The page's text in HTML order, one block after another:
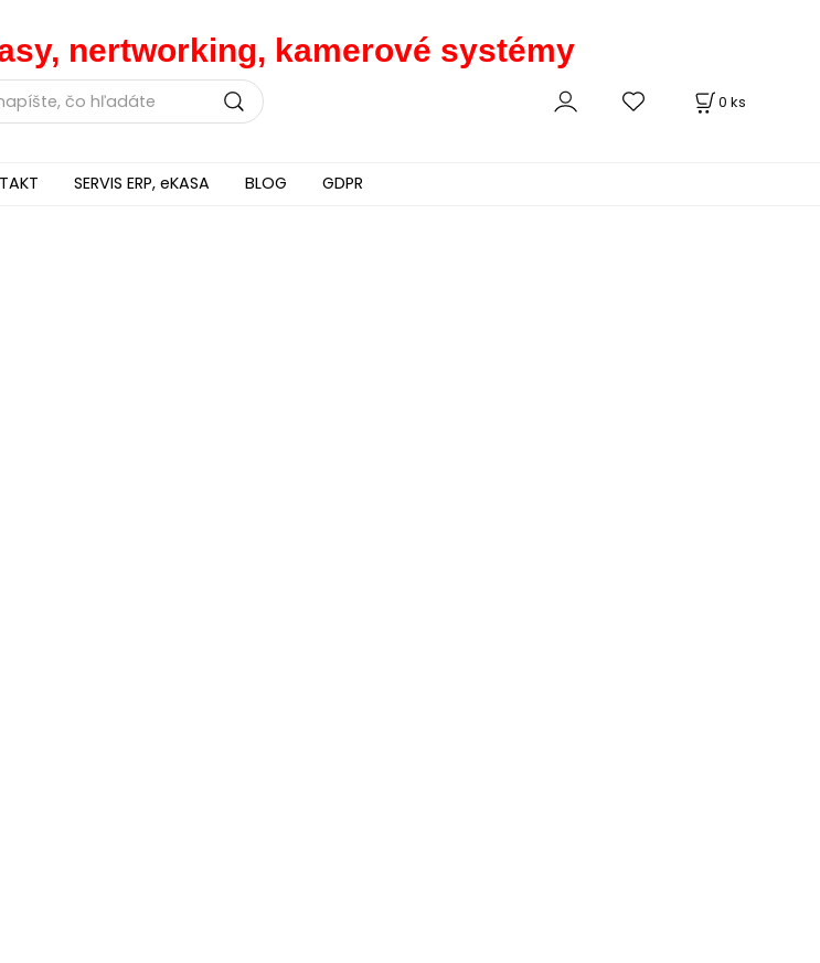
nertworking, kamerové systémy
0 ks
SERVIS ERP, eKASA BLOG GDPR